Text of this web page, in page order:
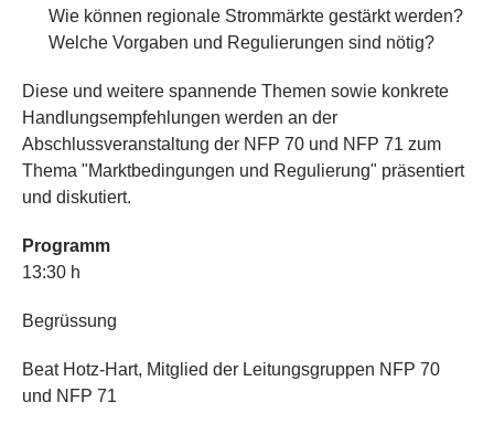
Wie können regionale Strommärkte gestärkt werden?
Welche Vorgaben und Regulierungen sind nötig?
Diese und weitere spannende Themen sowie konkrete
Handlungsempfehlungen werden an der
Abschlussveranstaltung der NFP 70 und NFP 71 zum
Thema "Marktbedingungen und Regulierung" präsentiert
und diskutiert.
Programm
13:30 h
Begrüssung
Beat Hotz-Hart, Mitglied der Leitungsgruppen NFP 70
und NFP 71